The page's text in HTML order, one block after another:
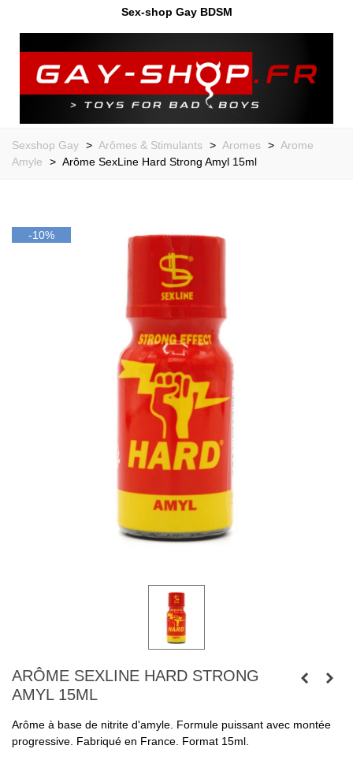
Sex-shop Gay BDSM
Sexshop Gay > Arômes & Stimulants > Aromes > Arome
Amyle
> Arôme SexLine Hard Strong Amyl 15ml
-10%
ARÔME SEXLINE HARD STRONG
AMYL 15ML
Arôme à base de nitrite d'amyle. Formule puissant avec montée
progressive. Fabriqué en France. Format 15ml.